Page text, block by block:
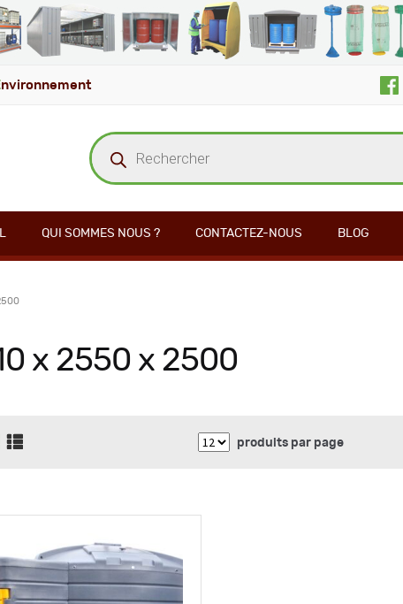
nvironnement
Recherche
de
produits
QUI SOMMES NOUS ? CONTACTEZ-NOUS BLOG
x 2550 x 2500
produits par page